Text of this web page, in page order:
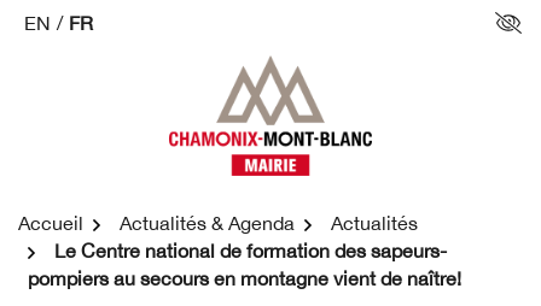
AllerEN / FR
Accueil Actualités & Agenda
Actualités
Le Centre national de formation des sapeurs-
pompiers au secours en montagne vient de naître!